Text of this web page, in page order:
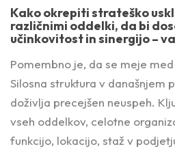
Kako okrepiti strateško
različnimi oddelki, da bi
učinkovitost in sinergijo –
Pomembno je, da se meje
Silosna struktura v današnjem
doživlja precejšen neuspeh.
vseh oddelkov, celotne
funkcijo, lokacijo, staž v